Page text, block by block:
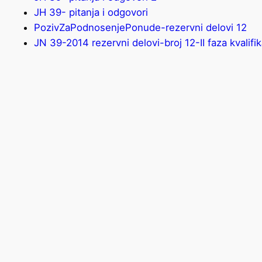
ЈН 39- pitanja i odgovori
PozivZaPodnosenjePonude-rezervni delovi 12
JN 39-2014 rezervni delovi-broj 12-II faza